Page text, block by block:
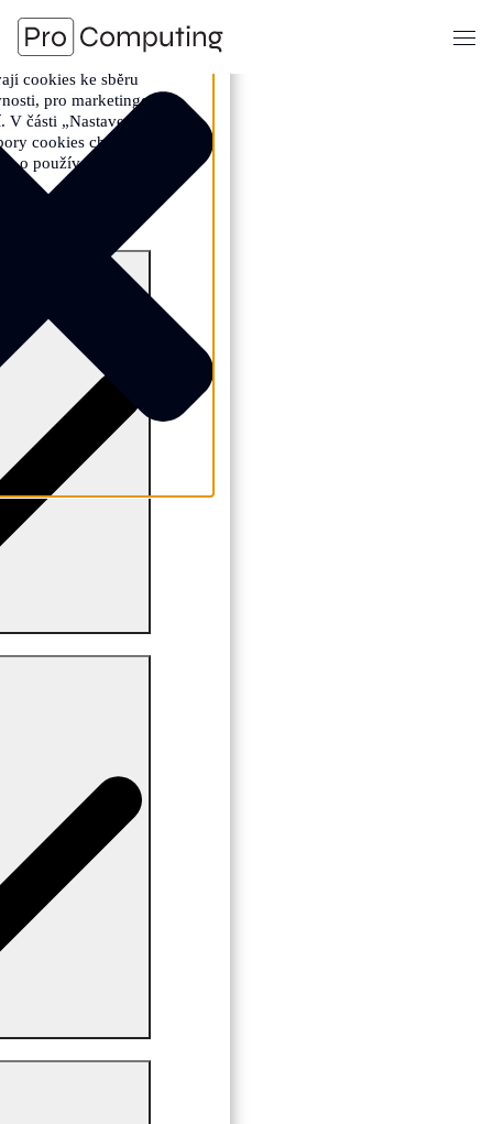
cookies ke sběru
pro marketingové
části „Nastavení“
cookies chcete
o používaných cookies a
zde.